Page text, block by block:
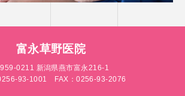
富永草野医院
0211 新潟県燕市富永216-1
93-1001 FAX：0256-93-2076